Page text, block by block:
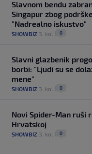
Slavnom bendu
Singapur zbog
"Nadrealno iskustvo"
SHOWBIZ 3. kol. 0
Slavni glazbenik
borbi: "Ljudi su se
mene"
SHOWBIZ 3. kol. 0
Novi Spider-Man ruši
Hrvatskoj
SHOWBIZ 3. kol. 0